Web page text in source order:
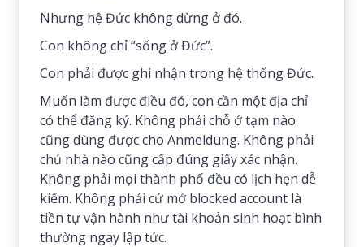
Nhưng hệ Đức không dừng ở đó.
Con không chỉ “sống ở Đức”.
Con phải được ghi nhận trong hệ thống Đức.
Muốn làm được điều đó, con cần một địa chỉ
có thể đăng ký. Không phải chỗ ở tạm nào
cũng dùng được cho Anmeldung. Không phải
chủ nhà nào cũng cấp đúng giấy xác nhận.
Không phải mọi thành phố đều có lịch hẹn dễ
kiếm. Không phải cứ mở blocked account là
tiền tự vận hành như tài khoản sinh hoạt bình
thường ngay lập tức.